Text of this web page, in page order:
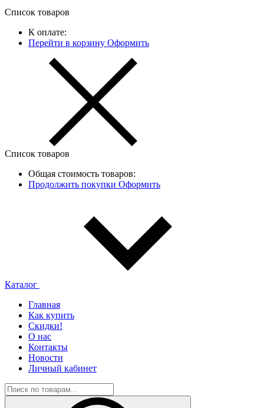
Список товаров
К оплате:
Перейти в корзину Оформить
Список товаров
Общая стоимость товаров:
Продолжить покупки Оформить
Каталог
Главная
Как купить
Скидки!
О нас
Контакты
Новости
Личный кабинет